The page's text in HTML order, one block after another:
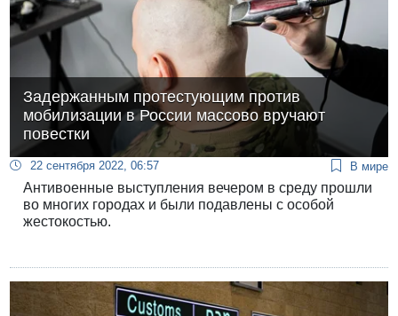
Задержанным протестующим против
мобилизации в России массово вручают
повестки
22 сентября 2022, 06:57 В мире
Антивоенные выступления вечером в среду прошли
во многих городах и были подавлены с особой
жестокостью.